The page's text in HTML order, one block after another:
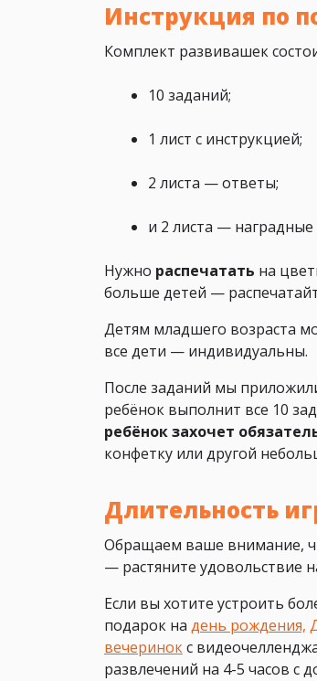
Инструкция по
Комплект развивашек
10 заданий;
1 лист с инструкцией;
2 листа — ответы;
и 2 листа —
Нужно распечатать на
больше детей —
Детям младшего возраста
все дети — индивидуальны.
После заданий мы
ребёнок выполнит все 10
ребёнок захочет
конфетку или другой
Длительность
Обращаем ваше внимание,
— растяните удовольствие
Если вы хотите устроить
подарок на день рождения,
вечеринокс
развлечений на 4-5 часов